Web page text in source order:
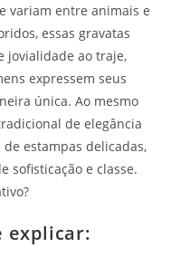
variam entre animais e
essas gravatas
jovialidade ao traje,
expressem seus
única. Ao mesmo
de elegância
estampas delicadas,
sofisticação e classe.
explicar: